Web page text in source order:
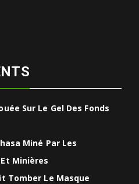
Sur Le Gel Des Fonds
Miné Par Les
Minières
Tomber Le Masque